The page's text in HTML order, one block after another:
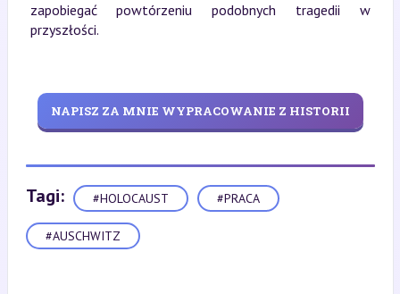
zapobiegać powtórzeniu podobnych tragedii w
przyszłości.
NAPISZ ZA MNIE WYPRACOWANIE Z HISTORII
Tagi: #HOLOCAUST #PRACA
#AUSCHWITZ